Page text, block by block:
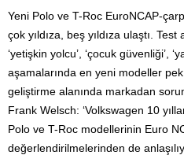
Yeni Polo ve T-Roc EuroNCAP-
çok yıldıza, beş yıldıza ulaştı.
‘yetişkin yolcu’, ‘çocuk güvenliği’,
aşamalarında en yeni modeller
geliştirme alanında markadan
Frank Welsch: ‘Volkswagen 10
Polo ve T-Roc modellerinin Euro
değerlendirilmelerinden de